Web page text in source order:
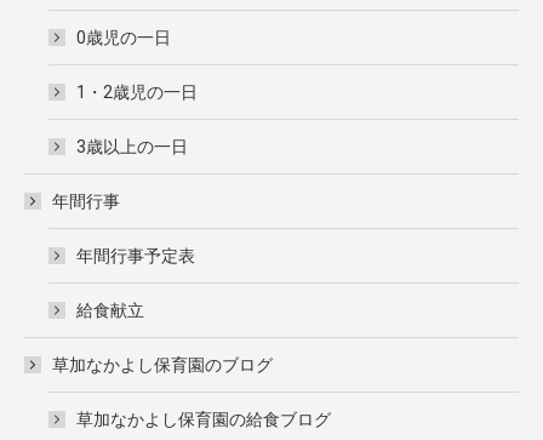
0歳児の一日
1・2歳児の一日
3歳以上の一日
年間行事
年間行事予定表
給食献立
草加なかよし保育園のブログ
草加なかよし保育園の給食ブログ